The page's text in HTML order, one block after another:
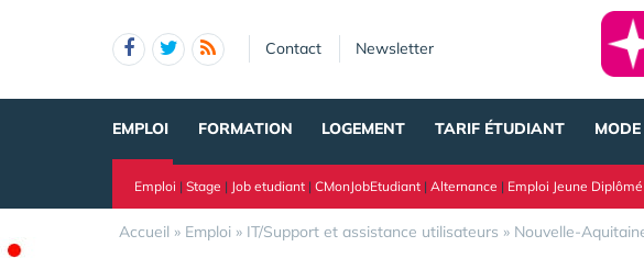
Contact Newsletter
EMPLOI FORMATION LOGEMENT TARIF ÉTUDIANT
Emploi | Stage | Job etudiant | CMonJobEtudiant | Alternance | Emploi Jeune Diplômé
Accueil » Emploi » IT/Support et assistance utilisateurs » Nouvelle-